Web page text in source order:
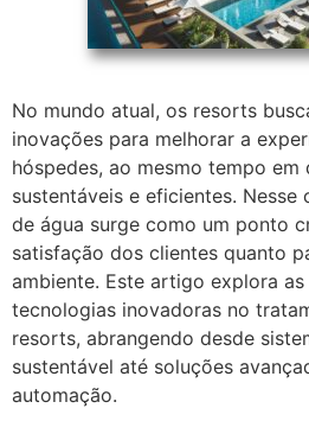
No mundo atual, os resorts
inovações para melhorar a
hóspedes, ao mesmo tempo
sustentáveis e eficientes.
de água surge como um ponto
satisfação dos clientes quanto
ambiente. Este artigo explora
tecnologias inovadoras no
resorts, abrangendo desde
sustentável até soluções
automação.